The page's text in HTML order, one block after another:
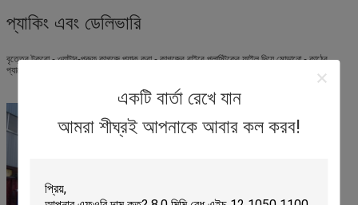
একটি বার্তা রেখে যান
আমরা শীঘ্রই আপনাকে আবার কল করব!
প্যাকিং এবং ডেলিভারি
বৃত্তের টুকরো - ওয়াটার-প্রুফ কাগজে প্যাক করা - কাগজের বাইরে প্লাস্টিকের ফাইল দিয়ে মোড়ানো - কাঠের
প্যালেটে স্থির করা।